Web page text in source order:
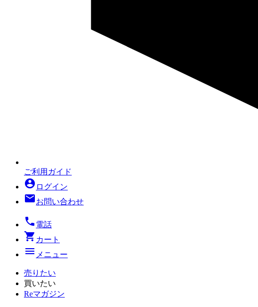
ご利用ガイド
account_circle ログイン
mailお問い合わせ
local_phone 電話
shopping_cart カート
menu メニュー
売りたい
買いたい
Reマガジン